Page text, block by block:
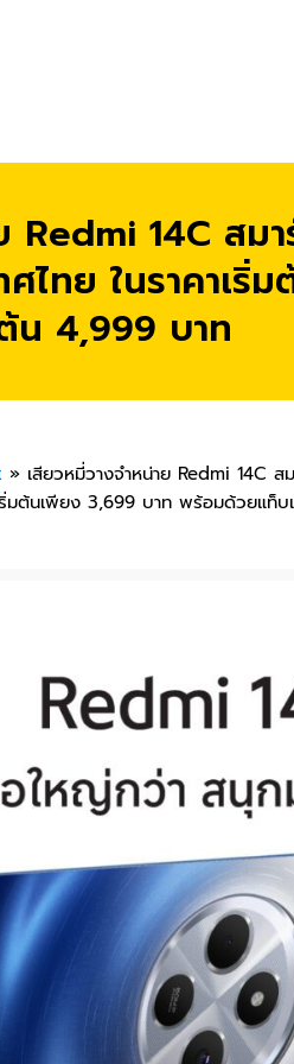
Redmi 14C ส
ทศไทย ในราคา
น 4,999 บาท
» เสียวหมี่วางจำหน่าย Redmi 14C
เริ่มต้นเพียง 3,699 บาท พร้อมด้วยแท็